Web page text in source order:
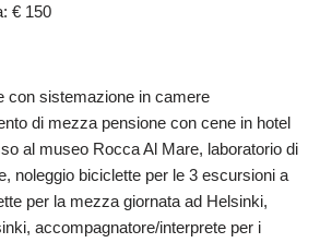
€ 150
con sistemazione in camere
di mezza pensione con cene in hotel
al museo Rocca Al Mare, laboratorio di
noleggio biciclette per le 3 escursioni a
per la mezza giornata ad Helsinki,
accompagnatore/interprete per i